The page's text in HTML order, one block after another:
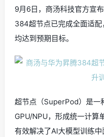
9月6日，商汤科技官方宣
384超节点已完成全面适
均达到预期目标。
超节点（SuperPod）是一
GPU/NPU，形成统一计算
有效解决了AI大模型训练